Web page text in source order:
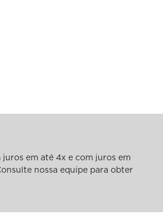
em até 4x e com juros em
nossa equipe para obter